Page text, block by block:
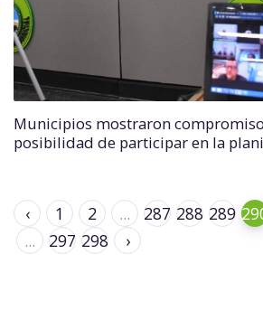
Municipios mostraron
posibilidad de participar en la
‹ 1 2 ... 287 288 289
...
297 298 ›